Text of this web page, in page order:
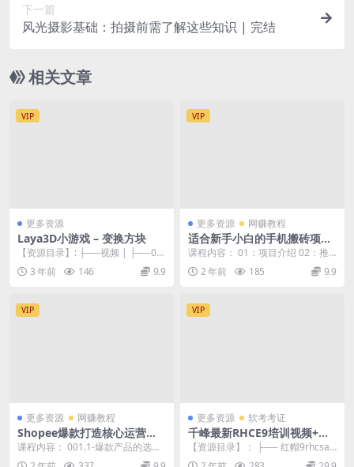
下一篇
风光摄影基础：拍摄前需了解这些知识 | 完结
相关文章
VIP
更多资源
Laya3D小游戏 – 变换方块
【资源目录】: ├──视频 | ├──00-
课程演示.mp4 13.13M | ...
3 年前 146 9.9
VIP
更多资源 网赚教程
适合新手小白的手机搬砖项
目，简单搜素APP赚钱，月入
5000+稍作推广，还可以实现
躺赚【揭秘】
课程内容： 01：项目介绍 02：推
广躺赚 03：操作流程 04：注意事
项 作者...
2 年前 185 9.9
VIP
更多资源 网赚教程
Shopee爆款打造核心运营方
法，下一个大卖就是你
课程内容： 001.1-爆款产品的选择,
mp4 002.2-依据宗教信仰和消费
VIP
更多资源 软考考证
千峰最新RHCE9培训视频+题
库+考试真环境
【资源目录】： ├── 红帽9rhcsa+
rhce题库 │ ├── 红帽9.0版...